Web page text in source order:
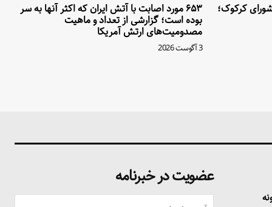
کرکوک؛ ۶۵۳ مورد اصابت با آتش ایران که اکثر آنها به سر
بوده است؛ گزارشی از تعداد و ماهیت
مصدومیت‌های ارتش آمریکا
3 آگوست 2026
عضویت در خبرنامه